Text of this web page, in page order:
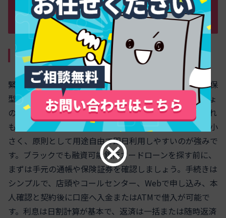
今すぐ現金が欲しい人のための安心ルー
ト別ガイド
担保を活用した即日融資の裏ワザ集
緊急で資金が必要でも、審査が通らないと感じる人は担保
型の制度を活用すると道が開けます。代表例は、ゆうちょ
の貯金担保自動貸付と生命保険の契約者貸付です。いずれ
も既存資産を担保にするため、信用情報の影響が比較的小
さく、原則として用途自由で即日利用しやすいのが強みで
す。ブラックでも融資可能銀行カードローンを探す前に、
まずは手元の通帳や保険証券を確認しましょう。手続きは
シンプルで、店頭やコールセンター、Webで申し込み、本
人確認と契約後に口座へ入金またはATMで借入が可能で
す。利息は日割計算が基本で、返済は一括または随時返済